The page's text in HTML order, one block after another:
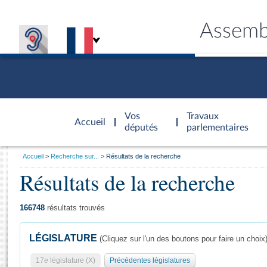
Accueil
d'accueil
Vos
députés
Travaux
parlementaires
Général
Vous
Accueil Recherche sur... Résultats de la recherche
Résultats de la recherche
166748 résultats trouvés
LÉGISLATURE (Cliquez sur l'un des boutons pour faire un choix)
17e législature (X) Précédentes législatures